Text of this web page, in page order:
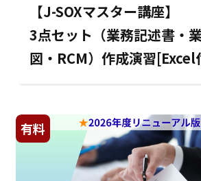
【J-SOXマスター講座】
3点セット（業務記述書・
図・RCM）作成演習[Excel
有料